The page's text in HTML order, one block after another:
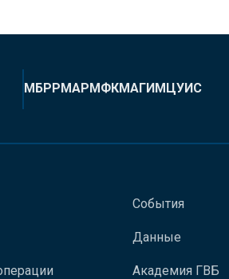
МБРРМАРМФКМАГИМЦУИС
События
Данные
Академия ГВБ